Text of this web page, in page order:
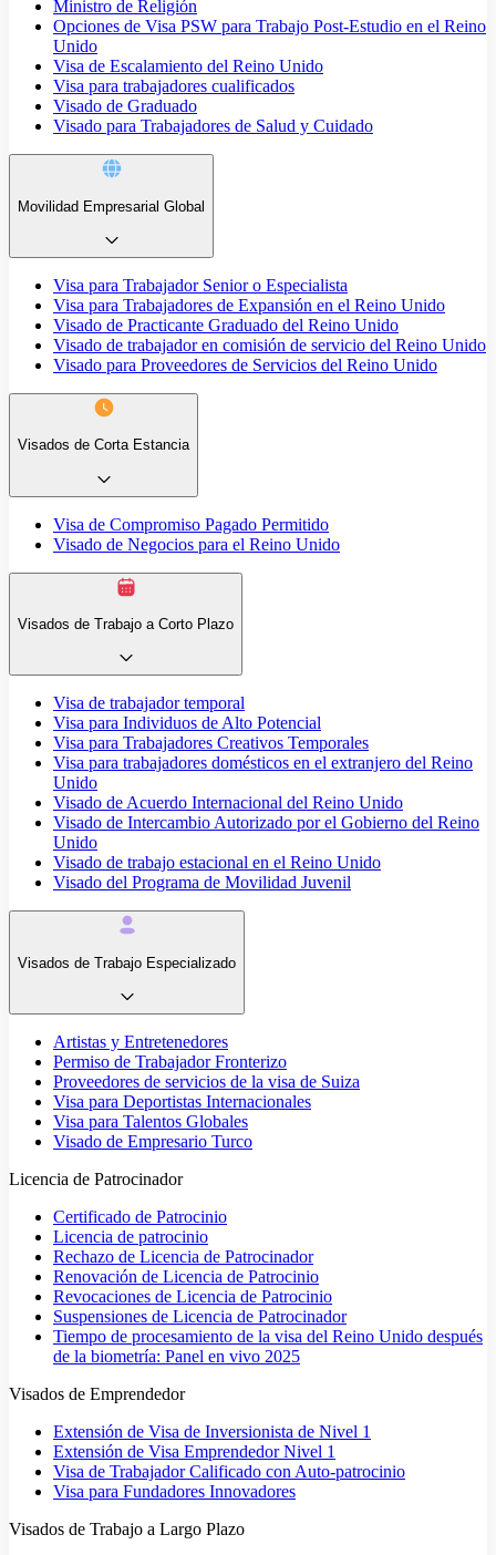
Ministro de Religión
Opciones de Visa PSW para Trabajo Post-Estudio en el Reino
Unido
Visa de Escalamiento del Reino Unido
Visa para trabajadores cualificados
Visado de Graduado
Visado para Trabajadores de Salud y Cuidado
Movilidad Empresarial Global
Visa para Trabajador Senior o Especialista
Visa para Trabajadores de Expansión en el Reino Unido
Visado de Practicante Graduado del Reino Unido
Visado de trabajador en comisión de servicio del Reino Unido
Visado para Proveedores de Servicios del Reino Unido
Visados de Corta Estancia
Visa de Compromiso Pagado Permitido
Visado de Negocios para el Reino Unido
Visados de Trabajo a Corto Plazo
Visa de trabajador temporal
Visa para Individuos de Alto Potencial
Visa para Trabajadores Creativos Temporales
Visa para trabajadores domésticos en el extranjero del Reino
Unido
Visado de Acuerdo Internacional del Reino Unido
Visado de Intercambio Autorizado por el Gobierno del Reino
Unido
Visado de trabajo estacional en el Reino Unido
Visado del Programa de Movilidad Juvenil
Visados de Trabajo Especializado
Artistas y Entretenedores
Permiso de Trabajador Fronterizo
Proveedores de servicios de la visa de Suiza
Visa para Deportistas Internacionales
Visa para Talentos Globales
Visado de Empresario Turco
Licencia de Patrocinador
Certificado de Patrocinio
Licencia de patrocinio
Rechazo de Licencia de Patrocinador
Renovación de Licencia de Patrocinio
Revocaciones de Licencia de Patrocinio
Suspensiones de Licencia de Patrocinador
Tiempo de procesamiento de la visa del Reino Unido después
de la biometría: Panel en vivo 2025
Visados de Emprendedor
Extensión de Visa de Inversionista de Nivel 1
Extensión de Visa Emprendedor Nivel 1
Visa de Trabajador Calificado con Auto-patrocinio
Visa para Fundadores Innovadores
Visados de Trabajo a Largo Plazo